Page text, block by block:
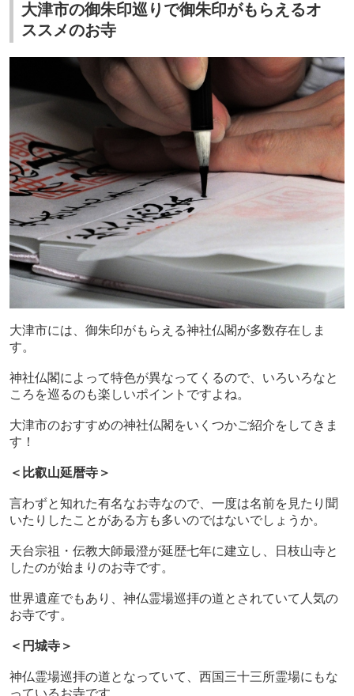
大津市の御朱印巡りで御朱印がもらえるオ
ススメのお寺
大津市には、御朱印がもらえる神社仏閣が多数存在しま
す。
神社仏閣によって特色が異なってくるので、いろいろなと
ころを巡るのも楽しいポイントですよね。
大津市のおすすめの神社仏閣をいくつかご紹介をしてきま
す！
＜比叡山延暦寺＞
言わずと知れた有名なお寺なので、一度は名前を見たり聞
いたりしたことがある方も多いのではないでしょうか。
天台宗祖・伝教大師最澄が延歴七年に建立し、日枝山寺と
したのが始まりのお寺です。
世界遺産でもあり、神仏霊場巡拝の道とされていて人気の
お寺です。
＜円城寺＞
神仏霊場巡拝の道となっていて、西国三十三所霊場にもな